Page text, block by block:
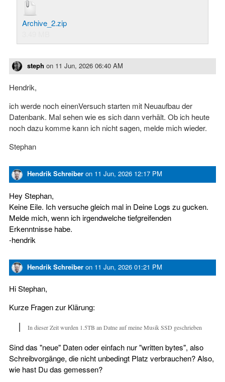
Archive_2.zip
steph on 11 Jun, 2026 06:40 AM
Hendrik,
ich werde noch einenVersuch starten mit Neuaufbau der
Datenbank. Mal sehen wie es sich dann verhält. Ob ich heute
noch dazu komme kann ich nicht sagen, melde mich wieder.
Stephan
Hendrik Schreiber on 11 Jun, 2026 12:17 PM
Hey Stephan,
Keine Eile. Ich versuche gleich mal in Deine Logs zu gucken.
Melde mich, wenn ich irgendwelche tiefgreifenden
Erkenntnisse habe.
-hendrik
Hendrik Schreiber on 11 Jun, 2026 01:21 PM
Hi Stephan,
Kurze Fragen zur Klärung:
In dieser Zeit wurden 1.5TB an Datne auf meine Musik SSD geschrieben
Sind das "neue" Daten oder einfach nur "written bytes", also
Schreibvorgänge, die nicht unbedingt Platz verbrauchen? Also,
wie hast Du das gemessen?